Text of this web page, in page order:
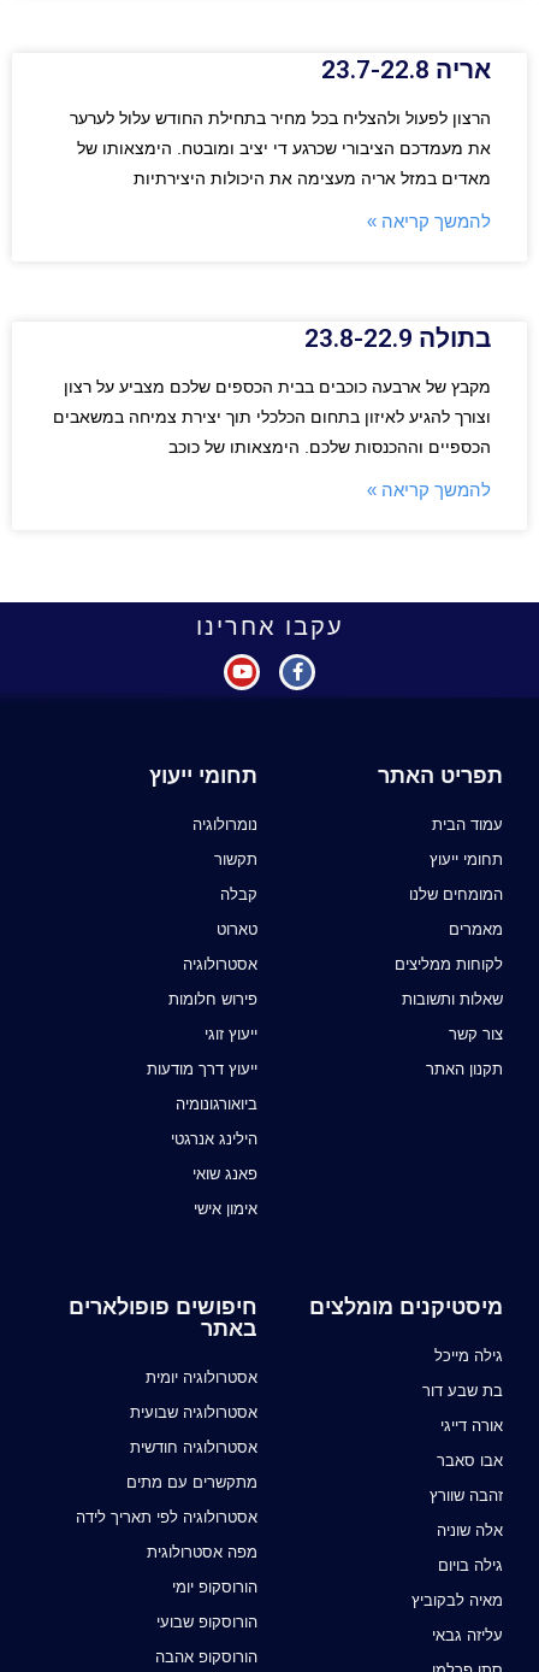
אריה 23.7-22.8
הרצון לפעול ולהצליח בכל מחיר בתחילת החודש עלול לערער
את מעמדכם הציבורי שכרגע די יציב ומובטח. הימצאותו של
מאדים במזל אריה מעצימה את היכולות היצירתיות
להמשך קריאה »
בתולה 23.8-22.9
מקבץ של ארבעה כוכבים בבית הכספים שלכם מצביע על רצון
וצורך להגיע לאיזון בתחום הכלכלי תוך יצירת צמיחה במשאבים
הכספיים וההכנסות שלכם. הימצאותו של כוכב
להמשך קריאה »
עקבו אחרינו
תפריט האתר
עמוד הבית
תחומי ייעוץ
המומחים שלנו
מאמרים
לקוחות ממליצים
שאלות ותשובות
צור קשר
תקנון האתר
תחומי ייעוץ
נומרולוגיה
תקשור
קבלה
טארוט
אסטרולוגיה
פירוש חלומות
ייעוץ זוגי
ייעוץ דרך מודעות
ביואורגונומיה
הילינג אנרגטי
פאנג שואי
אימון אישי
מיסטיקנים מומלצים
גילה מייכל
בת שבע דור
אורה דייגי
אבו סאבר
זהבה שוורץ
אלה שוניה
גילה בויום
מאיה לבקוביץ
עליזה גבאי
חיפושים פופולארים
באתר
אסטרולוגיה יומית
אסטרולוגיה שבועית
אסטרולוגיה חודשית
מתקשרים עם מתים
אסטרולוגיה לפי תאריך לידה
מפה אסטרולוגית
הורוסקופ יומי
הורוסקופ שבועי
הורוסקופ אהבה